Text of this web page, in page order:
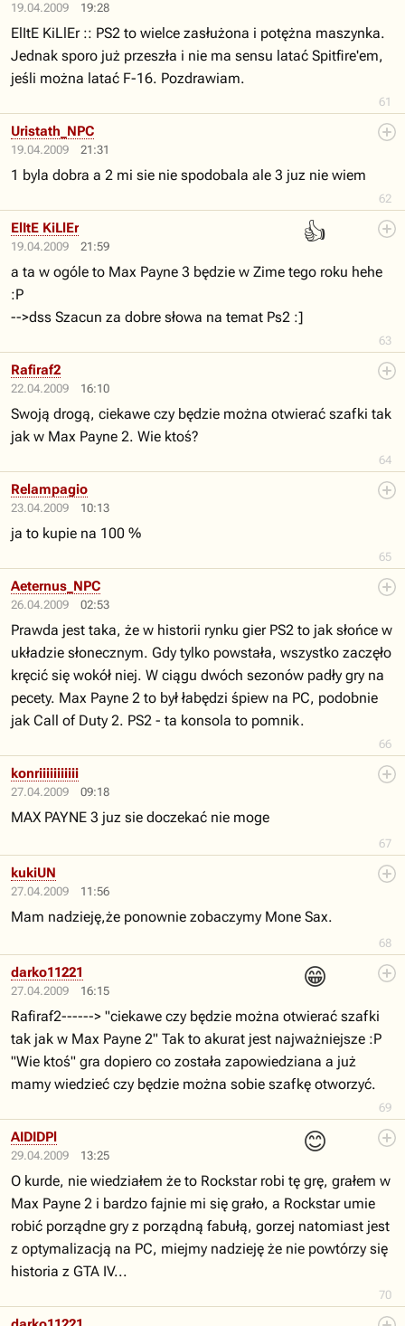
19.04.2009 19:28
61
ElItE KiLlEr :: PS2 to wielce zasłużona i potężna maszynka.
Jednak sporo już przeszła i nie ma sensu latać Spitfire'em,
jeśli można latać F-16. Pozdrawiam.
19.04.2009 21:31
62
Uristath_NPC
1 byla dobra a 2 mi sie nie spodobala ale 3 juz nie wiem
19.04.2009 21:59
👍
63
ElItE KiLlEr
a ta w ogóle to Max Payne 3 będzie w Zime tego roku hehe
:P
-->dss Szacun za dobre słowa na temat Ps2 :]
22.04.2009 16:10
64
Rafiraf2
Swoją drogą, ciekawe czy będzie można otwierać szafki tak
jak w Max Payne 2. Wie ktoś?
23.04.2009 10:13
65
Relampagio
ja to kupie na 100 %
26.04.2009 02:53
66
Aeternus_NPC
Prawda jest taka, że w historii rynku gier PS2 to jak słońce w
układzie słonecznym. Gdy tylko powstała, wszystko zaczęło
kręcić się wokół niej. W ciągu dwóch sezonów padły gry na
pecety. Max Payne 2 to był łabędzi śpiew na PC, podobnie
jak Call of Duty 2. PS2 - ta konsola to pomnik.
27.04.2009 09:18
67
konriiiiiiiiiii
MAX PAYNE 3 juz sie doczekać nie moge
27.04.2009 11:56
68
kukiUN
Mam nadzieję,że ponownie zobaczymy Mone Sax.
27.04.2009 16:15
😁
69
darko11221
Rafiraf2------> "ciekawe czy będzie można otwierać szafki
tak jak w Max Payne 2" Tak to akurat jest najważniejsze :P
"Wie ktoś" gra dopiero co została zapowiedziana a już
mamy wiedzieć czy będzie można sobie szafkę otworzyć.
29.04.2009 13:25
😊
70
AIDIDPl
O kurde, nie wiedziałem że to Rockstar robi tę grę, grałem w
Max Payne 2 i bardzo fajnie mi się grało, a Rockstar umie
robić porządne gry z porządną fabułą, gorzej natomiast jest
z optymalizacją na PC, miejmy nadzieję że nie powtórzy się
historia z GTA IV...